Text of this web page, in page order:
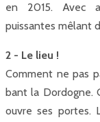
en 2015. Avec
puissantes mêlant
2 - Le lieu !
Comment ne pas
bant la Dordogne.
ouvre ses portes.